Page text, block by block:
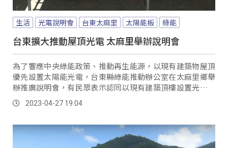
生活 光電說明會 台東太麻里 太陽能板 綠能
台東擴大推動屋頂光電 太麻里舉辦說明會
為了響應中央綠能政策、推動再生能源，以現有建築物屋頂
優先設置太陽能光電，台東縣綠能推動辦公室在太麻里鄉舉
辦推廣說明會，有民眾表示認同以現有建築頂樓設置光電，
不佔用農地的空間也能賺取額外收入。
2023-04-27 19:04